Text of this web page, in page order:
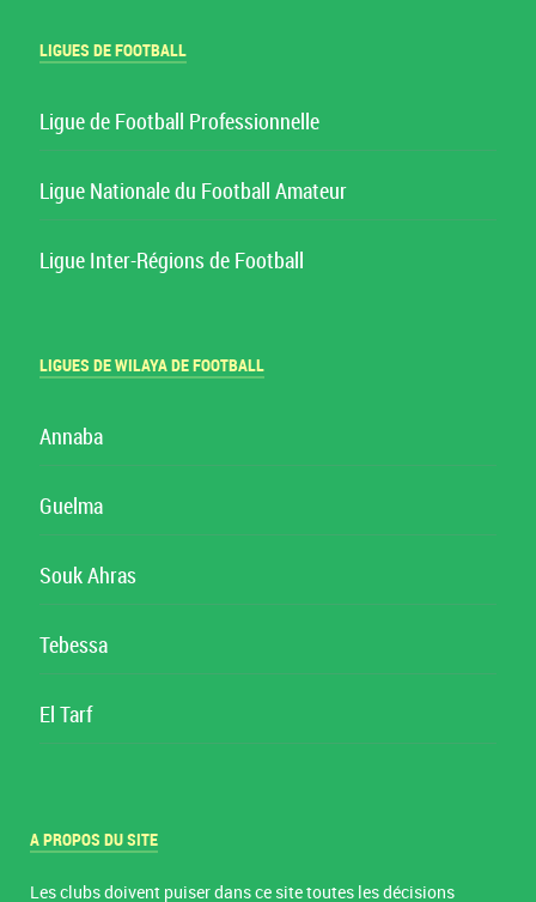
LIGUES DE FOOTBALL
Ligue de Football Professionnelle
Ligue Nationale du Football Amateur
Ligue Inter-Régions de Football
LIGUES DE WILAYA DE FOOTBALL
Annaba
Guelma
Souk Ahras
Tebessa
El Tarf
A PROPOS DU SITE
Les clubs doivent puiser dans ce site toutes les décisions